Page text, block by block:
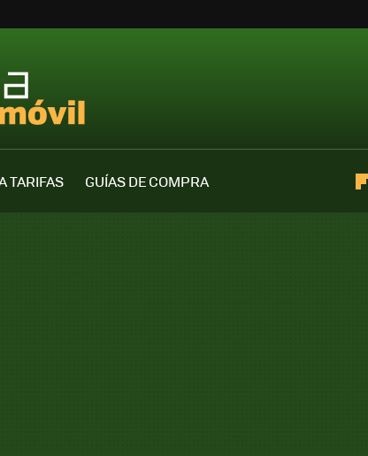
TARIFAS
GUÍAS DE COMPRA